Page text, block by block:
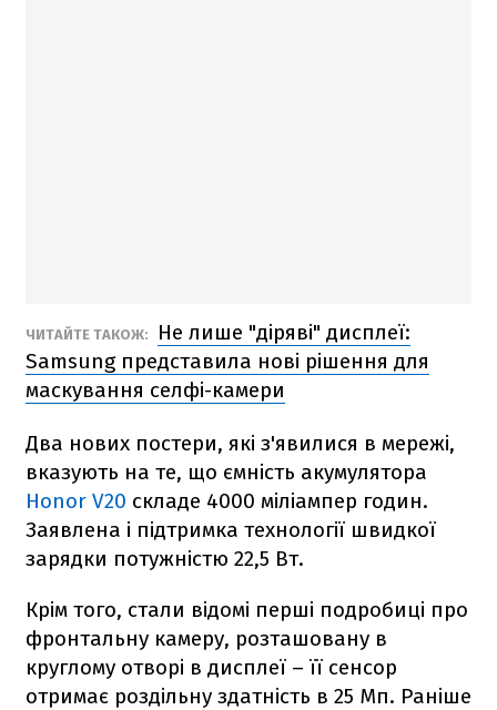
ЧИТАЙТЕ ТАКОЖ:
Не лише "діряві" дисплеї:
Samsung представила нові рішення для
маскування селфі-камери
Два нових постери, які з'явилися в мережі,
вказують на те, що ємність акумулятора
Honor V20 складе 4000 міліампер годин.
Заявлена ​​і підтримка технології швидкої
зарядки потужністю 22,5 Вт.
Крім того, стали відомі перші подробиці про
фронтальну камеру, розташовану в
круглому отворі в дисплеї – її сенсор
отримає роздільну здатність в 25 Мп. Раніше